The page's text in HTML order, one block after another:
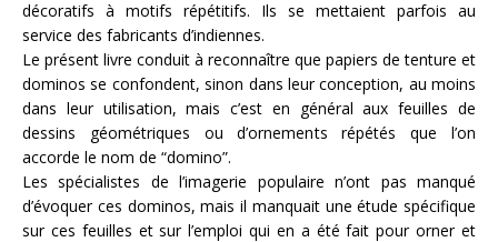
décoratifs à motifs répétitifs. Ils se mettaient parfois au
service des fabricants d’indiennes.
Le présent livre conduit à reconnaître que papiers de tenture et
dominos se confondent, sinon dans leur conception, au moins
dans leur utilisation, mais c’est en général aux feuilles de
dessins géométriques ou d’ornements répétés que l’on
accorde le nom de “domino”.
Les spécialistes de l’imagerie populaire n’ont pas manqué
d’évoquer ces dominos, mais il manquait une étude spécifique
sur ces feuilles et sur l’emploi qui en a été fait pour orner et